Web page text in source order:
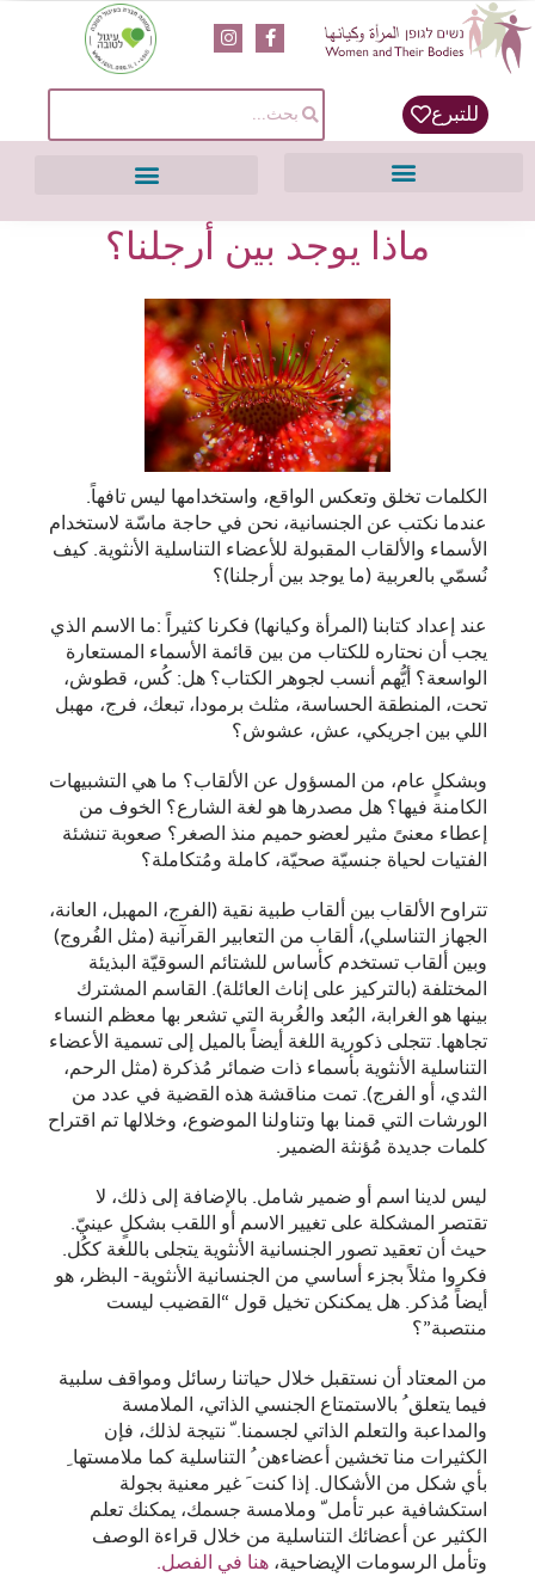
content
للتبرع
ماذا يوجد بين أرجلنا؟
الكلمات تخلق وتعكس الواقع، واستخدامها ليس تافهاً.
عندما نكتب عن الجنسانية، نحن في حاجة ماسّة لاستخدام
الأسماء والألقاب المقبولة للأعضاء التناسلية الأنثوية. كيف
نُسمّي بالعربية (ما يوجد بين أرجلنا)؟
عند إعداد كتابنا (المرأة وكيانها) فكرنا كثيراً :ما الاسم الذي
يجب أن نحتاره للكتاب من بين قائمة الأسماء المستعارة
الواسعة؟ أيُّهم أنسب لجوهر الكتاب؟ هل: كُس، قطوش،
تحت، المنطقة الحساسة، مثلث برمودا، تبعك، فرج، مهبل
اللي بين اجريكي، عش، عشوش؟
وبشكلٍ عام، من المسؤول عن الألقاب؟ ما هي التشبيهات
الكامنة فيها؟ هل مصدرها هو لغة الشارع؟ الخوف من
إعطاء معنىً مثير لعضو حميم منذ الصغر؟ صعوبة تنشئة
الفتيات لحياة جنسيّة صحيّة، كاملة ومُتكاملة؟
تتراوح الألقاب بين ألقاب طبية نقية (الفرج، المهبل، العانة،
الجهاز التناسلي)، ألقاب من التعابير القرآنية (مثل الفُروج)
وبين ألقاب تستخدم كأساس للشتائم السوقيّة البذيئة
المختلفة (بالتركيز على إناث العائلة). القاسم المشترك
بينها هو الغرابة، البُعد والغُربة التي تشعر بها معظم النساء
تجاهها. تتجلى ذكورية اللغة أيضاً بالميل إلى تسمية الأعضاء
التناسلية الأنثوية بأسماء ذات ضمائر مُذكرة (مثل الرحم،
الثدي، أو الفرج). تمت مناقشة هذه القضية في عدد من
الورشات التي قمنا بها وتناولنا الموضوع، وخلالها تم اقتراح
كلمات جديدة مُؤنثة الضمير.
ليس لدينا اسم أو ضمير شامل. بالإضافة إلى ذلك، لا
تقتصر المشكلة على تغيير الاسم أو اللقب بشكلٍ عينيّ.
حيث أن تعقيد تصور الجنسانية الأنثوية يتجلى باللغة ككُل.
فكروا مثلاً بجزء أساسي من الجنسانية الأنثوية- البظر، هو
أيضاً مُذكر. هل يمكنكن تخيل قول “القضيب ليست
منتصبة”؟
من المعتاد أن نستقبل خلال حياتنا رسائل ومواقف سلبية
فيما يتعلق ُ بالاستمتاع الجنسي الذاتي، الملامسة
والمداعبة والتعلم الذاتي لجسمنا. ّ نتيجة لذلك، فإن
الكثيرات منا تخشين أعضاءهن ُ التناسلية كما ملامستها ِ
بأي شكل من الأشكال. إذا كنت َ غير معنية بجولة
استكشافية عبر تأمل ّ وملامسة جسمك، يمكنك تعلم
الكثير عن أعضائك التناسلية من خلال قراءة الوصف
وتأمل الرسومات الإيضاحية، هنا في الفصل.